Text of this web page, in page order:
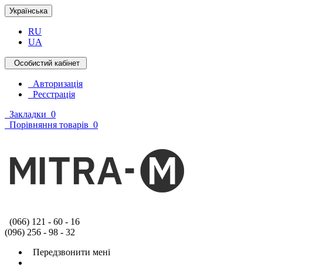
Українська
RU
UA
Особистий кабінет
Авторизація
Реєстрація
Закладки 0
Порівняння товарів 0
(066) 121 - 60 - 16
(096) 256 - 98 - 32
Передзвонити мені